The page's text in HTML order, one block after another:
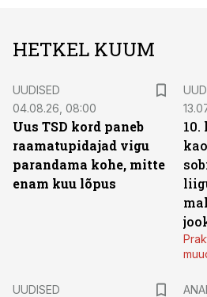
HETKEL KUUM
UUDISED
04.08.26, 08:00
Uus TSD kord paneb
raamatupidajad vigu
parandama kohe, mitte
enam kuu lõpus
10.
UUDISED